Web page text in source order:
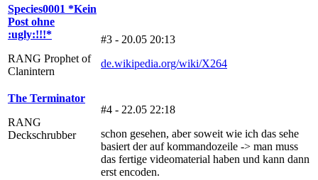
Species0001 *Kein
Post ohne
:ugly:!!!*
RANG Prophet of
Clanintern
#3 - 20.05 20:13
de.wikipedia.org/wiki/X264
The Terminator
RANG
Deckschrubber
#4 - 22.05 22:18
schon gesehen, aber soweit wie ich das sehe
basiert der auf kommandozeile -> man muss
das fertige videomaterial haben und kann dann
erst encoden.